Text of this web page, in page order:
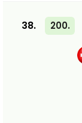
38. 200.